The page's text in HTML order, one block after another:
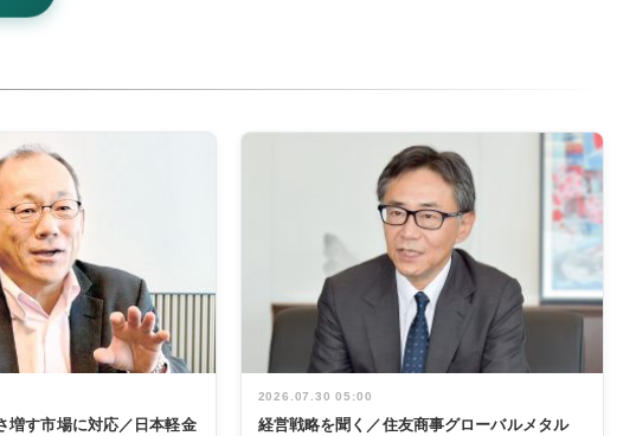
す市場に対応／日本軽金
2026.07.30 05:00
経営戦略を聞く／住友商事グローバルメタル